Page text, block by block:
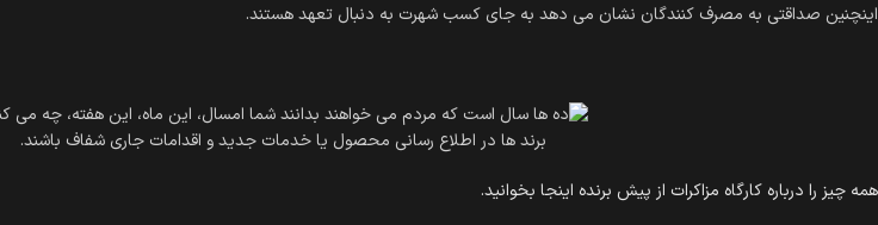
اینچنین صداقتی به مصرف کنندگان نشان می دهد به جای کسب شهرت به دنبال تعهد هستند.
برند ها در اطلاع رسانی محصول یا خدمات جدید و اقدامات جاری شفاف باشند.
همه چیز را درباره کارگاه مزاکرات از پیش برنده اینجا بخوانید.